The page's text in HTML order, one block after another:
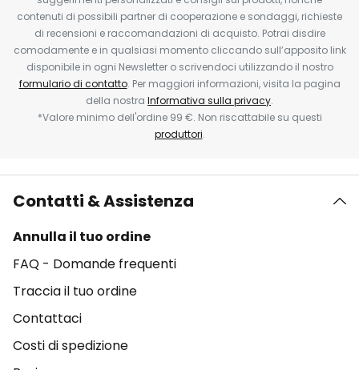
contenuti di possibili partner di cooperazione e sondaggi, richieste
di recensioni e raccomandazioni di acquisto. Potrai disdire
comodamente e in qualsiasi momento cliccando sull’apposito link
disponibile in ogni Newsletter o scrivendoci utilizzando il nostro
formulario di contatto. Per maggiori informazioni, visita la pagina
della nostra Informativa sulla privacy.
*Valore minimo dell'ordine 99 €. Non riscattabile su questi
produttori.
Contatti & Assistenza
Annulla il tuo ordine
FAQ - Domande frequenti
Traccia il tuo ordine
Contattaci
Costi di spedizione